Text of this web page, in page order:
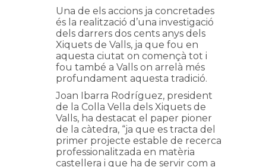
Una de els accions ja concretades
és la realització d’una investigació
dels darrers dos cents anys dels
Xiquets de Valls, ja que fou en
aquesta ciutat on començà tot i
fou també a Valls on arrelà més
profundament aquesta tradició.
Joan Ibarra Rodríguez, president
de la Colla Vella dels Xiquets de
Valls, ha destacat el paper pioner
de la càtedra, “ja que es tracta del
primer projecte estable de recerca
professionalitzada en matèria
castellera i que ha de servir com a